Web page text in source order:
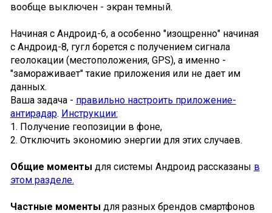
вообще выключен - экран темный.
Начиная с Андроид-6, а особенно "изощренно" начиная
с Андроид-8, гугл борется с получением сигнала
геолокации (местоположения, GPS), а именно -
"замораживает" такие приложения или не дает им
данных.
Ваша задача - правильно настроить приложение-
антирадар. Инструкции:
1. Получение геопозиции в фоне,
2. Отключить экономию энергии для этих случаев.
Общие моменты для системы Андроид рассказаны в
этом разделе.
Частные моменты для разных брендов смартфонов